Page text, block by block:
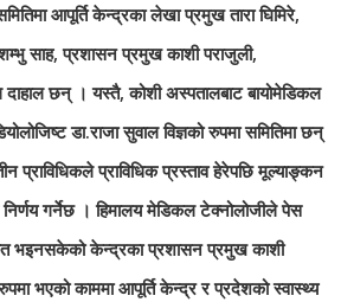
आपूर्ति केन्द्रका लेखा प्रमुख तारा घिमिरे,
साह, प्रशासन प्रमुख काशी पराजुली,
छन् । यस्तै, कोशी अस्पतालबाट बायोमेडिकल
डा.राजा सुवाल विज्ञको रुपमा समितिमा छन्
प्राविधिकले प्राविधिक प्रस्ताव हेरेपछि मूल्याङ्कन
गर्नेछ । हिमालय मेडिकल टेक्नोलोजीले पेस
भइनसकेको केन्द्रका प्रशासन प्रमुख काशी
भएको काममा आपूर्ति केन्द्र र प्रदेशको स्वास्थ्य